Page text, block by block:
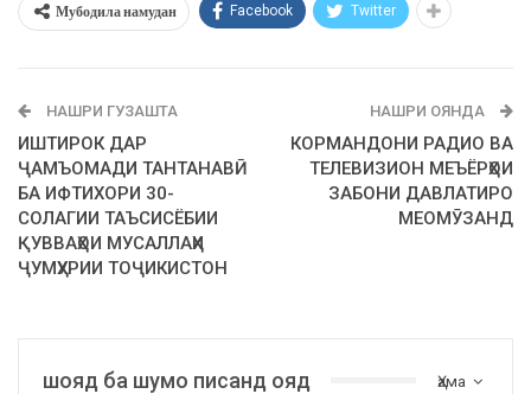
Мубодила намудан Facebook Twitter
НАШРИ ГУЗАШТА
ИШТИРОК ДАР
ҶАМЪОМАДИ ТАНТАНАВӢ
БА ИФТИХОРИ 30-
СОЛАГИИ ТАЪСИСЁБИИ
ҚУВВАҲОИ МУСАЛЛАҲИ
ҶУМҲУРИИ ТОҶИКИСТОН
НАШРИ ОЯНДА
КОРМАНДОНИ РАДИО ВА
ТЕЛЕВИЗИОН МЕЪЁРҲОИ
ЗАБОНИ ДАВЛАТИРО
МЕОМӮЗАНД
Ҳама
шояд ба шумо писанд ояд